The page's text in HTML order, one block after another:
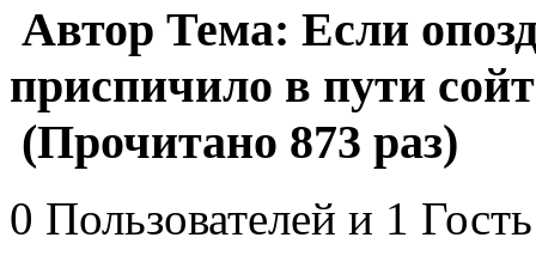
Автор Тема: Если
приспичило в пути
(Прочитано 873 раз)
0 Пользователей и 1